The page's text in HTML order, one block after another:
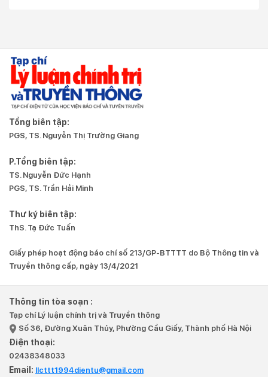
Tổng biên tập:
PGS, TS. Nguyễn Thị Trường Giang
P.Tổng biên tập:
TS. Nguyễn Đức Hạnh
PGS, TS. Trần Hải Minh
Thư ký biên tập:
ThS. Tạ Đức Tuấn
Giấy phép hoạt động báo chí số 213/GP-BTTTT do Bộ Thông tin và
Truyền thông cấp, ngày 13/4/2021
Thông tin tòa soạn :
Tạp chí Lý luận chính trị và Truyền thông
Số 36, Đường Xuân Thủy, Phường Cầu Giấy, Thành phố Hà Nội
Điện thoại:
02438348033
Email: llcttt1994dientu@gmail.com